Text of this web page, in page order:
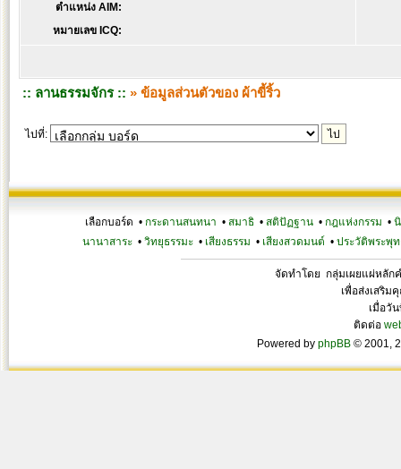
ตำแหน่ง AIM:
หมายเลข ICQ:
:: ลานธรรมจักร :: » ข้อมูลส่วนตัวของ ผ้าขี้ริ้ว
ไปที่:
เลือกบอร์ด • กระดานสนทนา • สมาธิ • สติปัฏฐาน • กฎแห่งกรรม •
นานาสาระ• วิทยุธรรมะ• เสียงธรรม • เสียงสวดมนต์ • ประวัติพระพุท
จัดทำโดย กลุ่มเผยแผ่หลัก
เพื่อส่งเสริม
เมื่อวั
ติดต่อ
Powered by phpBB © 2001,